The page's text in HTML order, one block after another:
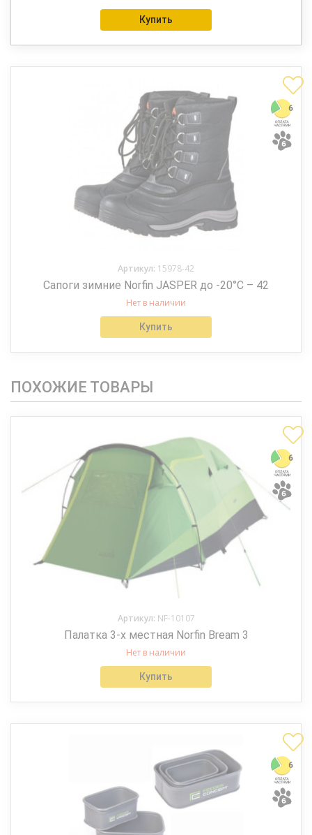
Купить
Артикул: 15978-42
Сапоги зимние Norfin JASPER до -20°С – 42
Нет в наличии
Купить
ПОХОЖИЕ ТОВАРЫ
Артикул: NF-10107
Палатка 3-х местная Norfin Bream 3
Нет в наличии
Купить